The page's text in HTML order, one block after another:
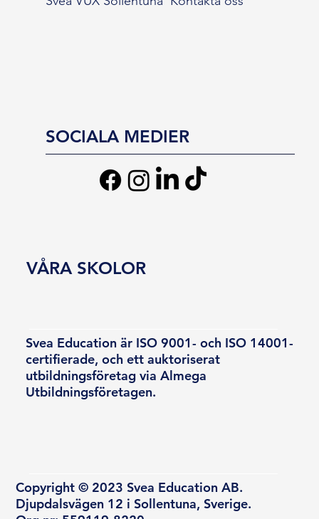
SOCIALA MEDIER
Svea Education är ISO 9001- och ISO 14001-
certifierade, och ett auktoriserat
utbildningsföretag via Almega
Utbildningsföretagen.
Copyright © 2023 Svea Education AB.
Djupdalsvägen 12 i Sollentuna, Sverige.
VÅRA SKOLOR